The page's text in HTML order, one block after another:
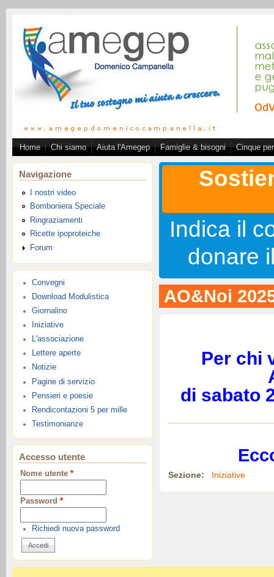
Associazione
Home Chi siamo Aiuta l'Amegep Famiglie & bisogni Cinque
Navigazione
I nostri video
Bomboniera Speciale
Ringraziamenti
Ricette ipoproteiche
Forum
Convegni
Download Modulistica
Giornalino
Iniziative
L'associazione
Lettere aperte
Notizie
Pagine di servizio
Pensieri e poesie
Rendicontazioni 5 per mille
Testimonianze
Accesso utente
Nome utente *
Password *
Richiedi nuova password
Indica il
donare
AO&Noi
Per chi
di sabato
Sezione: Iniziative